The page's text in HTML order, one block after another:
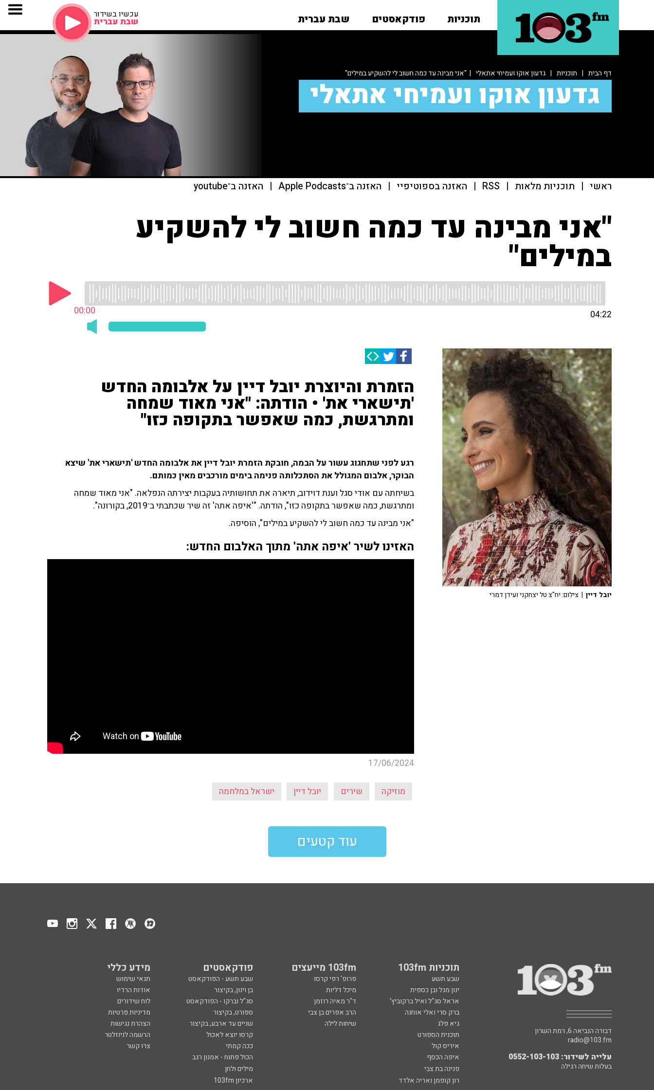
תוכניות פודקאסטים שבת עברית עכשיו בשידור
שבת עברית
דף הבית | תוכניות | גדעון אוקו ועמיחי אתאלי | "אני מבינה עד כמה חשוב לי להשקיע במילים"
גדעון אוקו ועמיחי אתאלי
ראשי | תוכניות מלאות |
RSS
| האזנה בספוטיפיי | האזנה ב־Apple Podcasts | האזנה ב־youtube
"אני מבינה עד כמה חשוב לי להשקיע
במילים"
00:00 04:22
הזמרת והיוצרת יובל דיין על אלבומה החדש
'תישארי את' • הודתה: "אני מאוד שמחה
ומתרגשת, כמה שאפשר בתקופה כזו"
רגע לפני שתחגוג עשור על הבמה, חובקת הזמרת יובל דיין את אלבומה החדש 'תישארי את' שיצא
הבוקר, אלבום המגולל את הסתכלותה פנימה בימים מורכבים מאין כמותם.
בשיחתה עם אודי סגל וענת דוידוב, תיארה את תחושותיה בעקבות יצירתה הנפלאה. "אני מאוד שמחה
ומתרגשת, כמה שאפשר בתקופה כזו", הודתה. "'איפה אתה' זה שיר שכתבתי ב־2019, בקורונה".
"אני מבינה עד כמה חשוב לי להשקיע במילים", הוסיפה.
האזינו לשיר 'איפה אתה' מתוך האלבום החדש:
17/06/2024
מוזיקה שירים יובל דיין ישראל במלחמה
יובל דיין | צילום: יח"צ טל יצחקני ועידן דמרי
עוד קטעים
תוכניות 103fm 103fm מייעצים פודקאסטים מידע כללי
שבע תשע פרופ' רפי קרסו שבע תשע - הפודקאסט
תנאי שימוש
ינון מגל ובן כספית
מיכל דליות בן וינון, בקיצור
אודות הרדיו
אראל סג"ל ואיל ברקוביץ'
ד"ר מאיה רוזמן סג"ל וברקו - הפודקאסט
לוח שידורים
ברק סרי ואלי אוחנה
הרב אפרים בן צבי ספורט, בקיצור
מדיניות פרטיות
גיא פלג
שיחות לילה שניים עד ארבע, בקיצור
הצהרת נגישות
תוכנית הספורט
קרסו יוצא לאכול
הרשמה לניוזלטר
איריס קול
ככה קמתי
צרו קשר
איפה הכסף
הכול פתוח - אמנון רגב
פנינה בת צבי
מילים ולחן
רון קופמן ואריה אלדד
ארכיון 103fm
דבורה הנביאה 6, רמת השרון
radio@103.fm
עלייה לשידור: 0552-103-103
בעלות שיחה רגילה